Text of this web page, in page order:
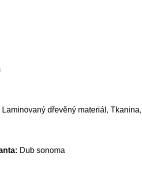
Laminovaný dřevěný materiál,
Dub sonoma